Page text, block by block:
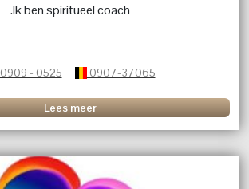
.Ik ben spiritueel coach
0909 - 0525 0907-37065
Lees meer